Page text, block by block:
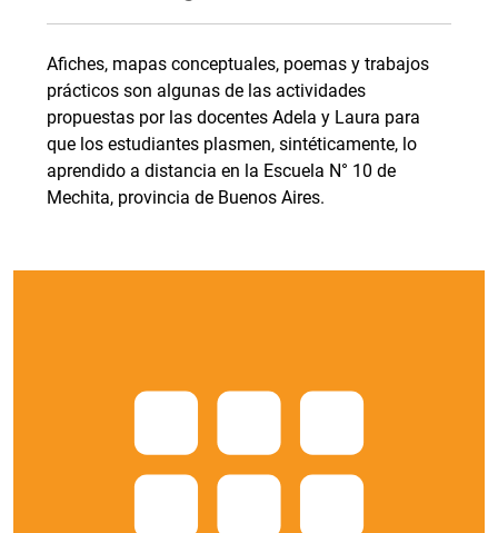
Afiches, mapas conceptuales, poemas y trabajos
prácticos son algunas de las actividades
propuestas por las docentes Adela y Laura para
que los estudiantes plasmen, sintéticamente, lo
aprendido a distancia en la Escuela N° 10 de
Mechita, provincia de Buenos Aires.